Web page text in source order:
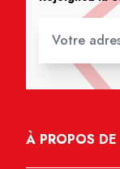
À PROPOS